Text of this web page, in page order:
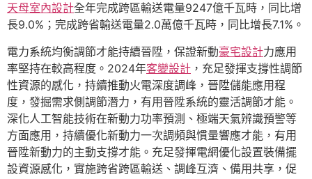
天母室內設計全年完成跨區輸送電量9247億千瓦時，同比增
長9.0%；完成跨省輸送電量2.0萬億千瓦時，同比增長7.1%。
電力系統均衡調節才能持續晉陞，保證新動豪宅設計力應用
率堅持在較高程度。2024年客變設計 ，充足發揮支撐性調節
性資源的感化，持續推動火電深度調峰，晉陞儲能應用程
度，發掘需求側調節潛力，有用晉陞系統的靈活調節才能。
深化人工智能技術在新動力功率預測、極端天氣辨識預警等
方面應用，持續優化新動力一次調頻與慣量響應才能，有用
晉陞新動力的主動支撐才能。充足發揮電網優化設置裝備擺
設資源感化，實施跨省跨區輸送、調峰互濟、備用共享，促